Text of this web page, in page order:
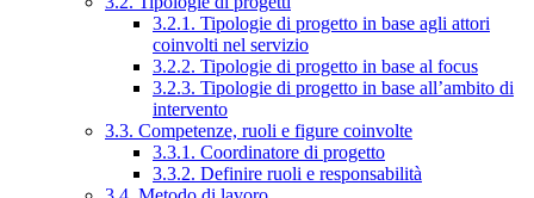
3.2.1. Tipologie di progetto in base agli attori
coinvolti nel servizio
3.2.2. Tipologie di progetto in base al focus
3.2.3. Tipologie di progetto in base all’ambito di
intervento
3.3. Competenze, ruoli e figure coinvolte
3.3.1. Coordinatore di progetto
3.3.2. Definire ruoli e responsabilità